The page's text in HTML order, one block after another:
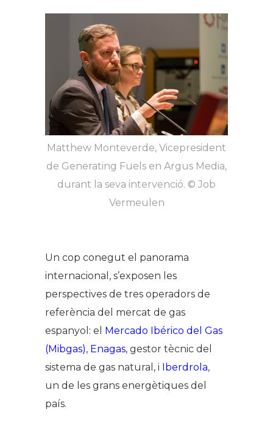
Matthew Monteverde, Vicepresident
de Generating Fuels en Argus Media,
durant la seva intervenció. © Job
Vermeulen
Un cop conegut el panorama
internacional, s’exposen les
perspectives de tres operadors de
referència del mercat de gas
espanyol: el Mercado Ibérico del Gas
(Mibgas), Enagas, gestor tècnic del
sistema de gas natural, i Iberdrola,
un de les grans energètiques del
país.